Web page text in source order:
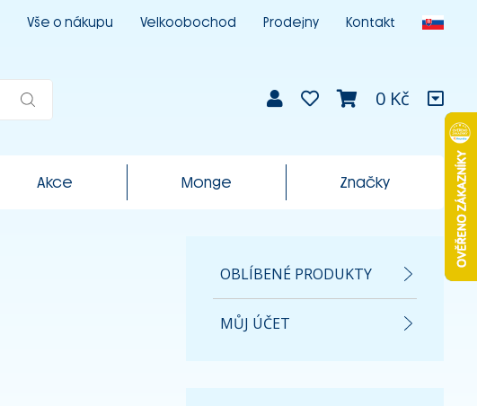
Vše o nákupu Velkoobochod Prodejny Kontakt
0 Kč
Akce Monge Značky
OBLÍBENÉ PRODUKTY
MŮJ ÚČET